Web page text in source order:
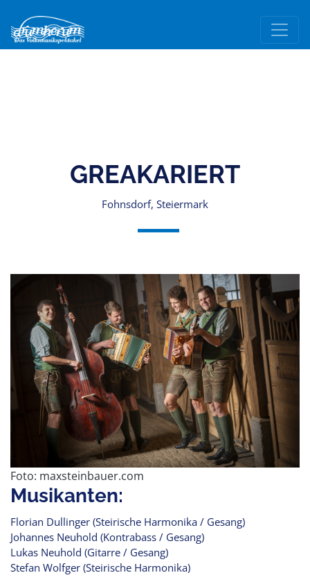
GREAKARIERT
Fohnsdorf, Steiermark
Foto: maxsteinbauer.com
Musikanten:
Florian Dullinger (Steirische Harmonika / Gesang)
Johannes Neuhold (Kontrabass / Gesang)
Lukas Neuhold (Gitarre / Gesang)
Stefan Wolfger (Steirische Harmonika)